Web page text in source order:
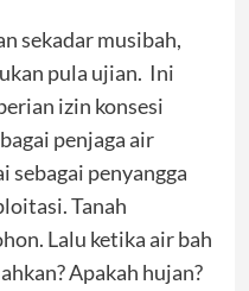
sekadar musibah,
pula ujian. Ini
izin konsesi
penjaga air
sebagai penyangga
Tanah
Lalu ketika air bah
Apakah hujan?